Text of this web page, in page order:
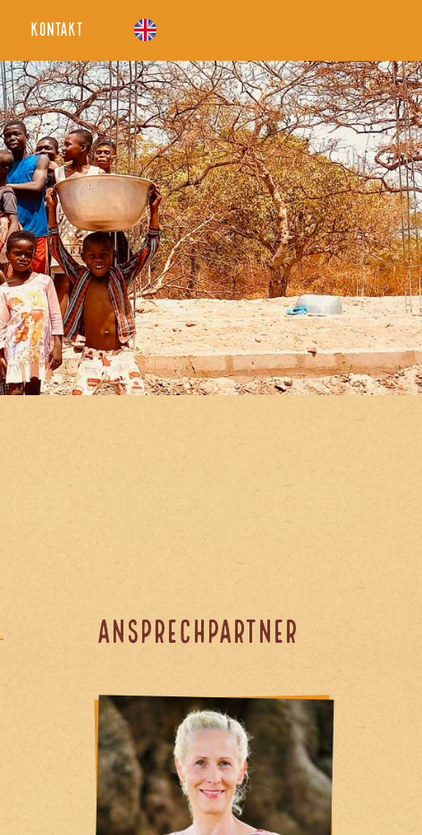
Kontakt
Ansprechpartner